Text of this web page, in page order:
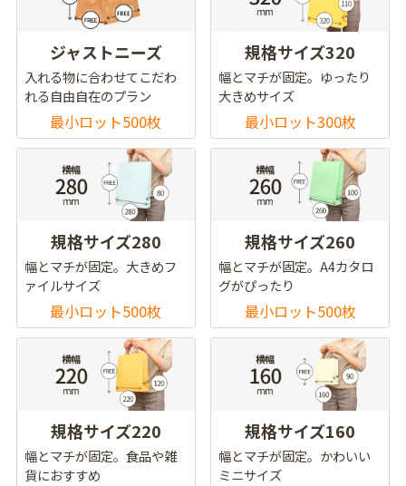
ジャストニーズ
入れる物に合わせてこだわ
れる自由自在のプラン
最小ロット500枚
規格サイズ320
幅とマチが固定。ゆったり
大きめサイズ
最小ロット300枚
規格サイズ280
幅とマチが固定。大きめフ
ァイルサイズ
最小ロット500枚
規格サイズ260
幅とマチが固定。A4カタロ
グがぴったり
最小ロット500枚
規格サイズ220
幅とマチが固定。食品や雑
貨におすすめ
規格サイズ160
幅とマチが固定。かわいい
ミニサイズ